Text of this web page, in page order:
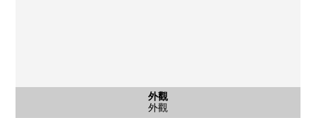
外觀
外觀
外觀
外觀
外觀
外觀
停車場
停車場
停車場
停車場
停車場
停車場
含有前面道路的外觀
東北一側前面道路(幅員約10.0m)
含有前面道路的外觀
東北一側前面道路(幅員約10.0m)
外觀
外觀
外觀
外觀
外觀
外觀
外觀
外觀
美國裡小學(約1050m)
步行14分鐘
美國裡中學校(約720m)
步行9分鐘
Coop札幌菊水元町店(約900m)
步行12分鐘
業務超市菊水元町店(約1060m)
步行14分鐘
菊水舞鶴公園(約340m)
步行5分鐘
8條TSURUHA藥品菊水元町店(約830m)
步行11分鐘
札幌菊水元町郵局(約870m)
步行11分鐘